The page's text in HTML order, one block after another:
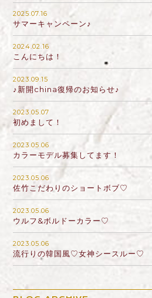
2025.07.16
サマーキャンペーン♪
2024.02.16
こんにちは！
2023.09.15
♪新開china復帰のお知らせ♪
2023.05.07
初めまして！
2023.05.06
カラーモデル募集してます！
2023.05.06
佐竹こだわりのショートボブ♡
2023.05.06
ウルフ&ボルドーカラー♡
2023.05.06
流行りの韓国風♡女神シースルー♡